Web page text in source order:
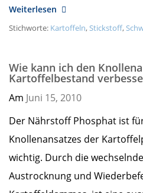
Weiterlesen
Stichworte: Kartoffeln,Stickstoff,
Wie kann ich den
Kartoffelbestand
Am Juni 15, 2010
Der Nährstoff Phosphat ist
Knollenansatzes der
wichtig. Durch die
Austrocknung und